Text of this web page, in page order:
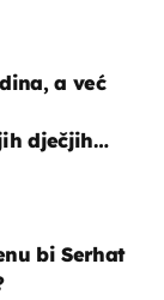
a već
dječjih
bi Serhat